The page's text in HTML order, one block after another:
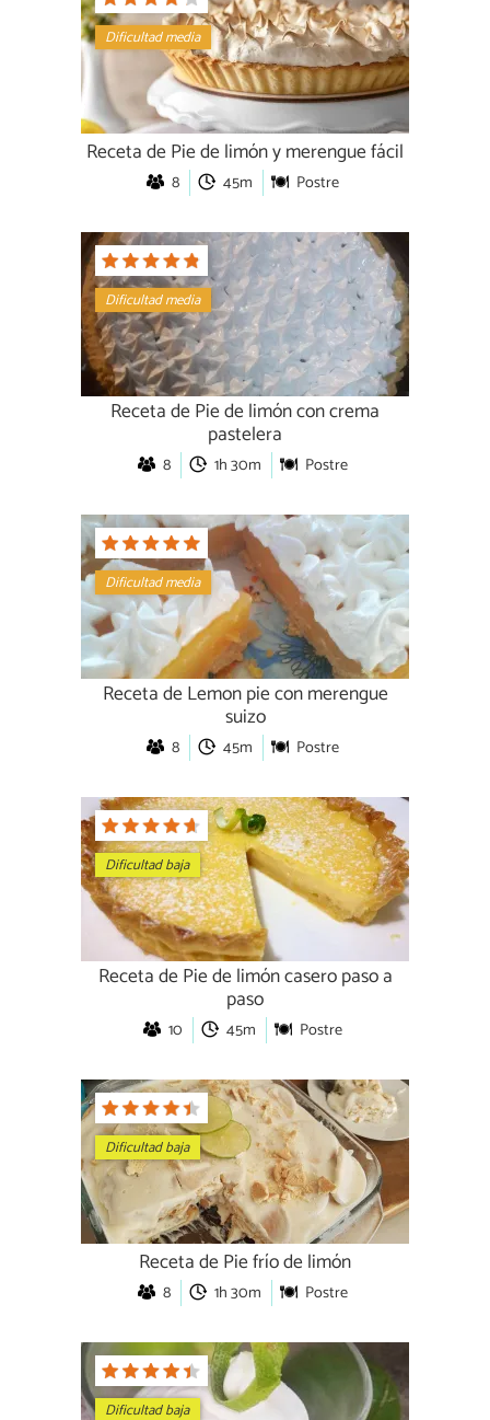
Dificultad media
Receta de Pie de limón y merengue fácil
8 45m Postre
Dificultad media
Receta de Pie de limón con crema
pastelera
8 1h 30m Postre
Dificultad media
Receta de Lemon pie con merengue
suizo
8 45m Postre
Dificultad baja
Receta de Pie de limón casero paso a
paso
10 45m Postre
Dificultad baja
Receta de Pie frío de limón
8 1h 30m Postre
Dificultad baja